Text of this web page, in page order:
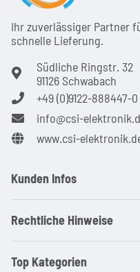
Ihr zuver­läs­siger Partner
schnel­le Lie­ferung.
Südliche Ringstr. 32
91126 Schwabach
+49 (0)9122-888447-0
info@csi-
www.csi-
Kunden Infos
Rechtliche Hinweise
Top Kategorien